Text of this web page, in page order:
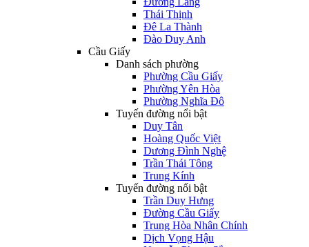
Thái Thịnh
Đê La Thành
Đào Duy Anh
Cầu Giấy
Danh sách phường
Phường Cầu Giấy
Phường Yên Hòa
Phường Nghĩa Đô
Tuyến đường nổi bật
Duy Tân
Hoàng Quốc Việt
Dương Đình Nghệ
Trần Thái Tông
Trung Kính
Tuyến đường nổi bật
Trần Duy Hưng
Đường Cầu Giấy
Trung Hòa Nhân Chính
Dịch Vọng Hậu